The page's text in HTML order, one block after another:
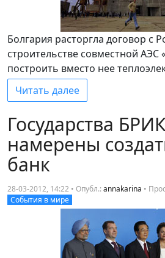
Болгария расторгла договор с
строительстве совместной АЭС
построить вместо нее
Читать далее
Государства
намерены
банк
28-03-2012, 14:22 • Опубл.:annakarina •
События в мире